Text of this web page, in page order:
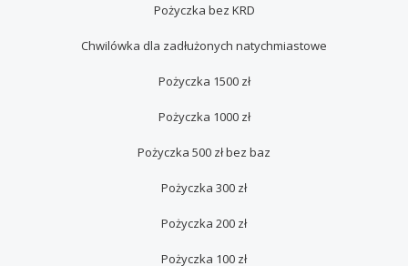
Pożyczka bez KRD
Chwilówka dla zadłużonych natychmiastowe
Pożyczka 1500 zł
Pożyczka 1000 zł
Pożyczka 500 zł bez baz
Pożyczka 300 zł
Pożyczka 200 zł
Pożyczka 100 zł